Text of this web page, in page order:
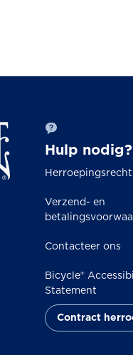
Hulp nodig?
Herroepingsrecht
Verzend- en
Contacteer ons
Bicycle®
Statement
Contract